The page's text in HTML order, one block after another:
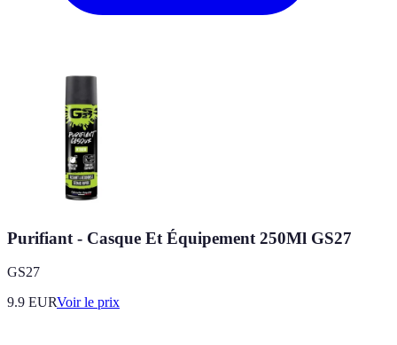
Purifiant - Casque Et Équipement 250Ml GS27
GS27
9.9 EURVoir le prix